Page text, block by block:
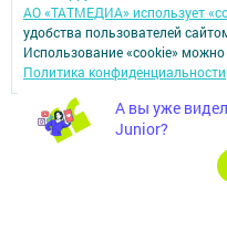
А вы уже
Junior?
АО «ТАТМЕДИА» использует
удобства пользователей
Использование «cookie»
Политика конфиденциальности